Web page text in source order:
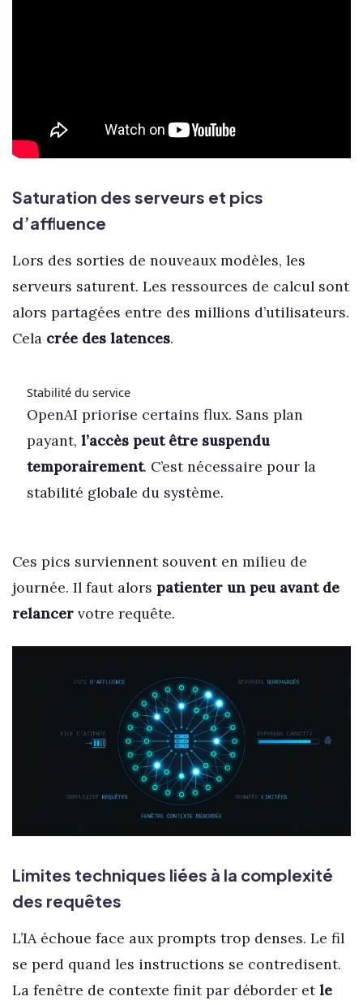
Saturation des serveurs et pics
d’affluence
Lors des sorties de nouveaux modèles, les
serveurs saturent. Les ressources de calcul sont
alors partagées entre des millions d’utilisateurs.
Cela crée des latences.
Stabilité du service
OpenAI priorise certains flux. Sans plan
payant, l’accès peut être suspendu
temporairement. C’est nécessaire pour la
stabilité globale du système.
Ces pics surviennent souvent en milieu de
journée. Il faut alors patienter un peu avant de
relancervotre requête.
Limites techniques liées à la complexité
des requêtes
L’IA échoue face aux prompts trop denses. Le fil
se perd quand les instructions se contredisent.
La fenêtre de contexte finit par déborder et le